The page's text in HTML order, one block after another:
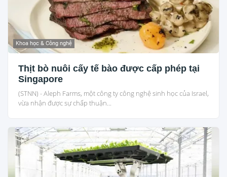
Khoa học & Công nghệ
Thịt bò nuôi cấy tế bào được cấp phép tại
Singapore
(STNN) - Aleph Farms, một công ty công nghệ sinh học của Israel,
vừa nhận được sự chấp thuận...